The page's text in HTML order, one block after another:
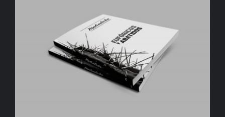
AÑADIR AL CARRITO / DETALLES